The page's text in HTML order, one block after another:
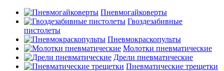
Пневмогайковерты
Гвоздезабивные
пистолеты
Пневмокраскопульты
Молотки пневматические
Дрели пневматические
Пневматические трещетки